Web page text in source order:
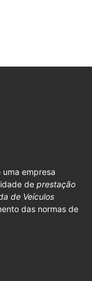
uma empresa
de prestação
de Veículos
das normas de